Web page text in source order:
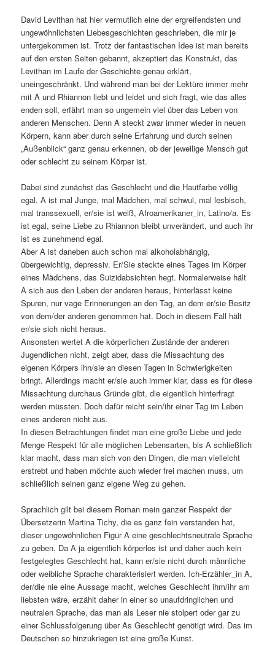
David Levithan hat hier vermutlich eine der ergreifendsten und
ungewöhnlichsten Liebesgeschichten geschrieben, die mir je
untergekommen ist. Trotz der fantastischen Idee ist man bereits
auf den ersten Seiten gebannt, akzeptiert das Konstrukt, das
Levithan im Laufe der Geschichte genau erklärt,
uneingeschränkt. Und während man bei der Lektüre immer mehr
mit A und Rhiannon liebt und leidet und sich fragt, wie das alles
enden soll, erfährt man so ungemein viel über das Leben von
anderen Menschen. Denn A steckt zwar immer wieder in neuen
Körpern, kann aber durch seine Erfahrung und durch seinen
„Außenblick“ ganz genau erkennen, ob der jeweilige Mensch gut
oder schlecht zu seinem Körper ist.
Dabei sind zunächst das Geschlecht und die Hautfarbe völlig
egal. A ist mal Junge, mal Mädchen, mal schwul, mal lesbisch,
mal transsexuell, er/sie ist weiß, Afroamerikaner_in, Latino/a. Es
ist egal, seine Liebe zu Rhiannon bleibt unverändert, und auch ihr
ist es zunehmend egal.
Aber A ist daneben auch schon mal alkoholabhängig,
übergewichtig, depressiv. Er/Sie steckte eines Tages im Körper
eines Mädchens, das Suizidabsichten hegt. Normalerweise hält
A sich aus den Leben der anderen heraus, hinterlässt keine
Spuren, nur vage Erinnerungen an den Tag, an dem er/sie Besitz
von dem/der anderen genommen hat. Doch in diesem Fall hält
er/sie sich nicht heraus.
Ansonsten wertet A die körperlichen Zustände der anderen
Jugendlichen nicht, zeigt aber, dass die Missachtung des
eigenen Körpers ihn/sie an diesen Tagen in Schwierigkeiten
bringt. Allerdings macht er/sie auch immer klar, dass es für diese
Missachtung durchaus Gründe gibt, die eigentlich hinterfragt
werden müssten. Doch dafür reicht sein/ihr einer Tag im Leben
eines anderen nicht aus.
In diesen Betrachtungen findet man eine große Liebe und jede
Menge Respekt für alle möglichen Lebensarten, bis A schließlich
klar macht, dass man sich von den Dingen, die man vielleicht
erstrebt und haben möchte auch wieder frei machen muss, um
schließlich seinen ganz eigene Weg zu gehen.
Sprachlich gilt bei diesem Roman mein ganzer Respekt der
Übersetzerin Martina Tichy, die es ganz fein verstanden hat,
dieser ungewöhnlichen Figur A eine geschlechtsneutrale Sprache
zu geben. Da A ja eigentlich körperlos ist und daher auch kein
festgelegtes Geschlecht hat, kann er/sie nicht durch männliche
oder weibliche Sprache charakterisiert werden. Ich-Erzähler_in A,
der/die nie eine Aussage macht, welches Geschlecht ihm/ihr am
liebsten wäre, erzählt daher in einer so unaufdringlichen und
neutralen Sprache, das man als Leser nie stolpert oder gar zu
einer Schlussfolgerung über As Geschlecht genötigt wird. Das im
Deutschen so hinzukriegen ist eine große Kunst.